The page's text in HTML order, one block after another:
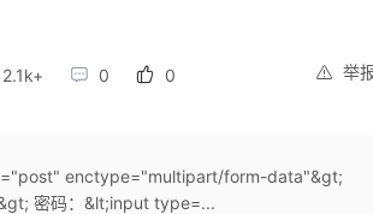
举
2.1k+ 0 0
enctype="multipart/form-data"&gt;
密码：&lt;input type=...